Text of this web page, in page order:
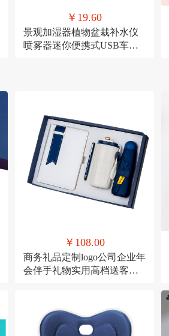
￥19.60
景观加湿器植物盆栽补水仪
喷雾器迷你便携式USB车载
￥108.00
商务礼品定制logo公司企业年
会伴手礼物实用高档送客户